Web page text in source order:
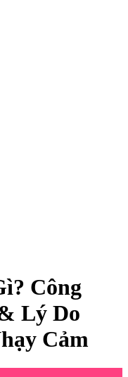
Công
Lý Do
Cảm